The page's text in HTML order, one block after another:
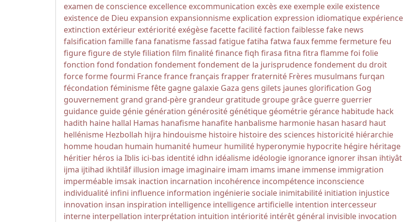
examen de conscience excellence excommunication excès exe exemple exile existence
existence de Dieu expansion expansionnisme explication expression idiomatique expérience
extinction extérieur extériorité exégèsefacettefacilitéfaction faiblessefake news
falsification famillefana fanatismefassad fatiguefatiha fatwa fauxfemmefermeturefeu
figurefigure de stylefiliation film finalitéfinancefiqh firasa fitna fitra flammefoi folie
fonction fond fondation fondementfondement de la jurisprudencefondement du droit
forceformefourmi Francefrancefrançais frapperfraternité Frères musulmans furqan
fécondation féminismefête gagne galaxie Gaza gens gilets jaunes glorification Gog
gouvernement grand grand-père grandeur gratitude groupe grâce guerre guerrier
guidance guide génie génération générosité génétique géométrie gérance habitude hack
hadith haine hallal Hamas hanafisme hanafite hanbalisme harmonie hasan hasard haut
hellénisme Hezbollah hijra hindouisme histoire histoire des sciences historicité hiérarchie
homme houdan humain humanité humeur humilité hyperonymie hypocrite hégire héritage
héritier héros ia Iblis ici-bas identité idhn idéalisme idéologie ignorance ignorer ihsan ihtiyât
ijma ijtihad ikhtilâf illusion image imaginaire imam imams imane immense immigration
imperméable imsak inaction incarnation incohérence incompétence inconscience
individualité infini influence information ingénierie sociale inimitabilité initiation injustice
innovation insan inspiration intelligence intelligence artificielle intention intercesseur
interne interpellation interprétation intuition intériorité intérêt général invisible invocation